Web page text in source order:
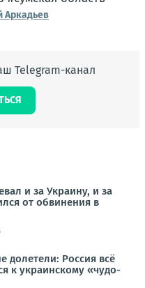
Аркадьев
Telegram-канал
и за Украину, и за
от обвинения в
долетели: Россия всё
к украинскому «чудо-